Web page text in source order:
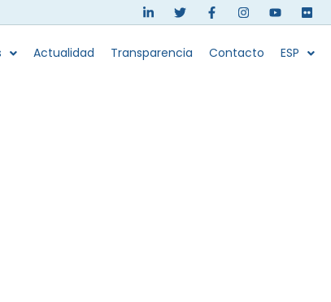
Actualidad Transparencia Contacto ESP